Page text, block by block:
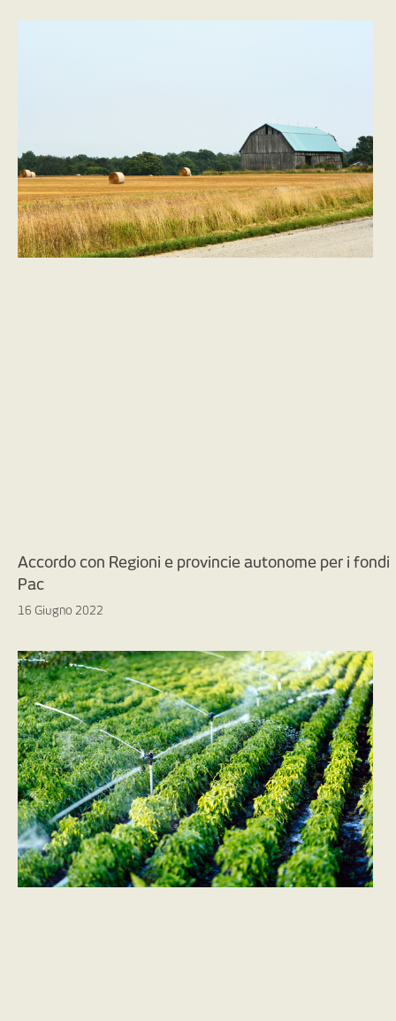
Accordo con Regioni e provincie autonome per i fondi
Pac
16 Giugno 2022